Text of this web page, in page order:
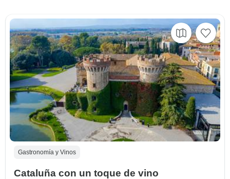
Gastronomía y Vinos
Cataluña con un toque de vino